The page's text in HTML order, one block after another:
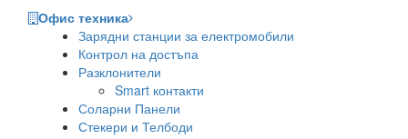
Офис техника
Зарядни станции за електромобили
Контрол на достъпа
Разклонители
Smart контакти
Соларни Панели
Стекери и Телбоди